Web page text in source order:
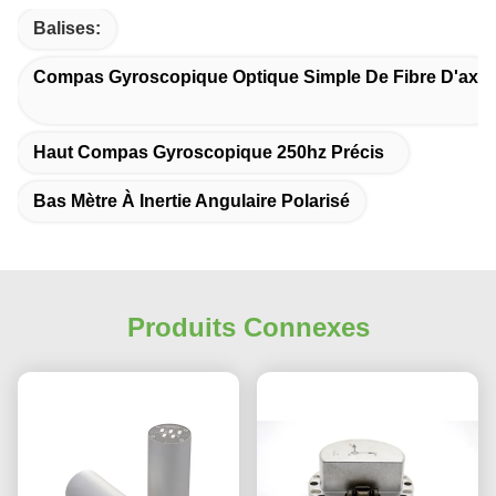
Balises:
Compas Gyroscopique Optique Simple De Fibre D'axe
Haut Compas Gyroscopique 250hz Précis
Bas Mètre À Inertie Angulaire Polarisé
Produits Connexes